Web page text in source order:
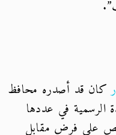
كان قد أصدره محافظ
الرسمية في عددها
18 ديسمبر 2019، ينص على فرض مقابل